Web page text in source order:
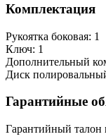
Комплектация
Рукоятка боковая: 1
Ключ: 1
Дополнительный
Диск
Гарантийные
Гарантийный талон